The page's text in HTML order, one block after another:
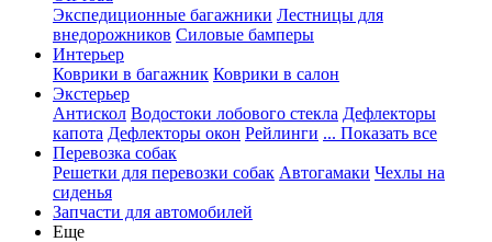
Экспедиционные багажники Лестницы для
внедорожников Силовые бамперы
Интерьер
Коврики в багажник Коврики в салон
Экстерьер
Антискол Водостоки лобового стекла Дефлекторы
капота Дефлекторы окон Рейлинги ... Показать все
Перевозка собак
Решетки для перевозки собак Автогамаки Чехлы на
сиденья
Запчасти для автомобилей
Еще